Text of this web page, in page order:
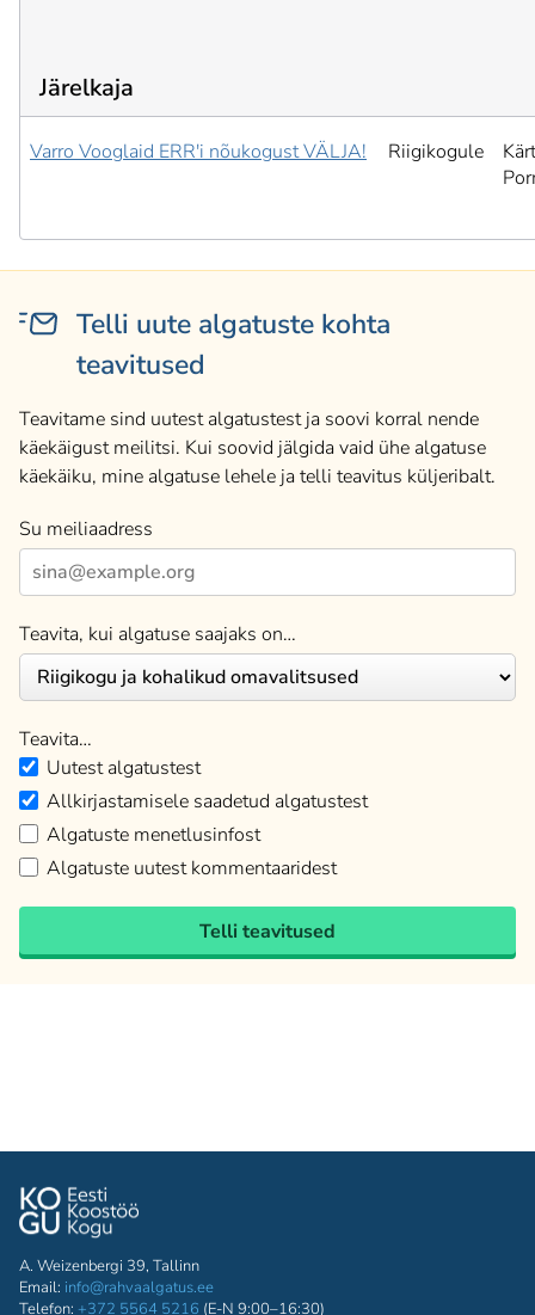
Järelkaja
Varro Vooglaid ERR'i nõukogust VÄLJA! Riigikogule
Kärt
Telli uute algatuste kohta
teavitused
Teavitame sind uutest algatustest ja soovi korral nende
käekäigust meilitsi. Kui soovid jälgida vaid ühe algatuse
käekäiku, mine algatuse lehele ja telli teavitus küljeribalt.
Su meiliaadress
Teavita, kui algatuse saajaks on…
Teavita…
Uutest algatustest
Allkirjastamisele saadetud algatustest
Algatuste menetlusinfost
Algatuste uutest kommentaaridest
Telli teavitused
A. Weizenbergi 39, Tallinn
Email: info@rahvaalgatus.ee
Telefon: +372 5564 5216 (E-N 9:00–16:30)